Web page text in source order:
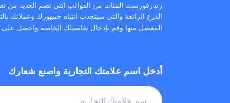
رندرفورست المئات من القوالب التي تضم العديد من
الدرع الرائعة والتي سيتجذب انتباه جمهورك وعملائك
المفضل منها وقم بإدخال تفاصيلك الخاصة واحصل على
أدخل اسم علامتك التجارية واصنع شعارك